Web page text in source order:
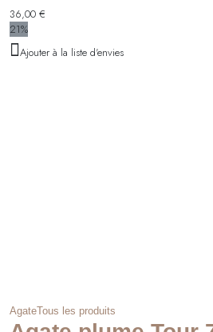
36,00 €
21%
Ajouter à la liste d'envies
AgateTous les produits